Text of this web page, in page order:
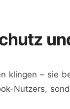
klingen – sie
Nutzers,